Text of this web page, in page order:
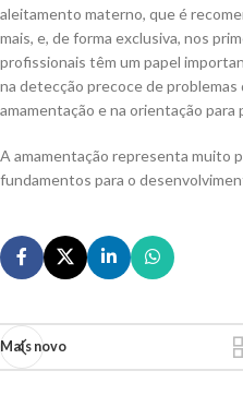
aleitamento materno, que é
mais, e, de forma exclusiva, nos
profissionais têm um papel
na detecção precoce de
amamentação e na orientação para
A amamentação representa muito
fundamentos para o
Mais novo